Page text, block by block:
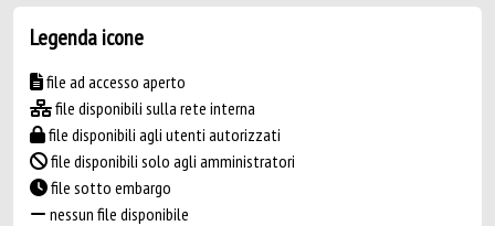
Legenda icone
file ad accesso aperto
file disponibili sulla rete interna
file disponibili agli utenti autorizzati
file disponibili solo agli amministratori
file sotto embargo
nessun file disponibile